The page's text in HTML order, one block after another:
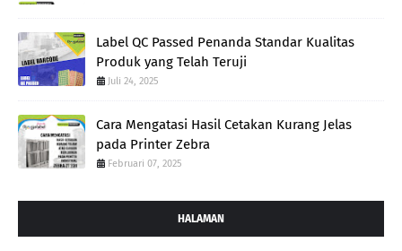
Label QC Passed Penanda Standar Kualitas
Produk yang Telah Teruji
Juli 24, 2025
Cara Mengatasi Hasil Cetakan Kurang Jelas
pada Printer Zebra
Februari 07, 2025
HALAMAN